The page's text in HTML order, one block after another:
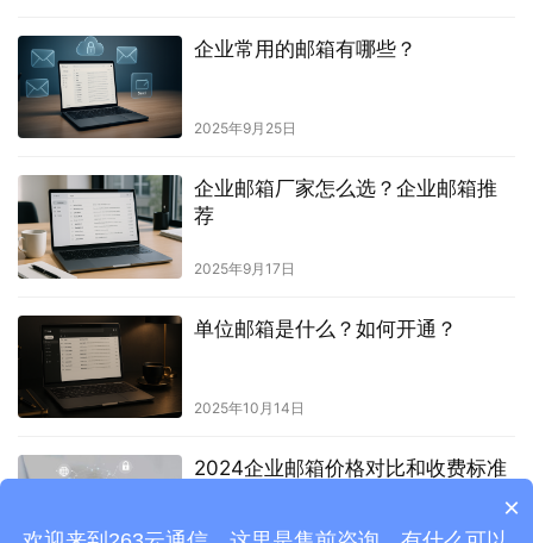
企业常用的邮箱有哪些？
2025年9月25日
企业邮箱厂家怎么选？企业邮箱推
荐
2025年9月17日
单位邮箱是什么？如何开通？
2025年10月14日
2024企业邮箱价格对比和收费标准
×